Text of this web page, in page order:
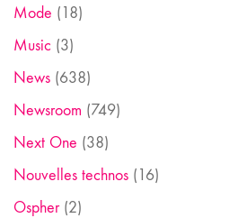
Mode (18)
Music (3)
News (638)
Newsroom (749)
Next One (38)
Nouvelles technos (16)
Ospher(2)